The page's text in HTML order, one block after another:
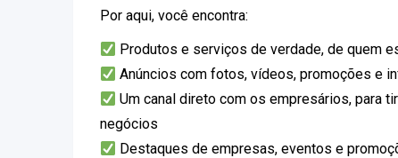
Por aqui, você encontra:
Produtos e serviços de verdade, de quem
Anúncios com fotos, vídeos, promoções e
Um canal direto com os empresários, para
negócios
Destaques de empresas, eventos e